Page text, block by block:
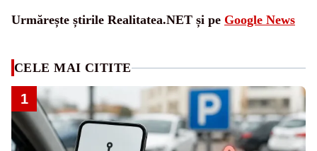
Urmărește știrile Realitatea.NET și pe Google News
CELE MAI CITITE
1